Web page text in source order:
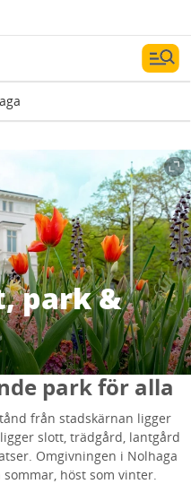
park &
park för alla
från stadskärnan ligger
slott, trädgård, lantgård
Omgivningen i Nolhaga
höst som vinter.